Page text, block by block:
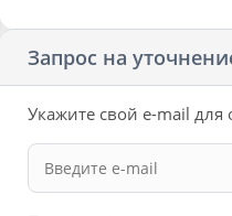
Запрос на
Укажите свой e-mail для